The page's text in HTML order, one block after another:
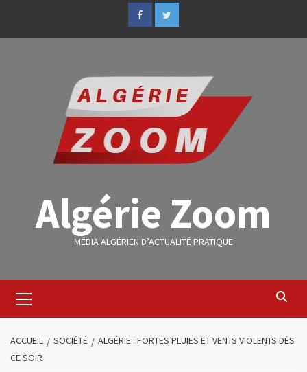
Algérie Zoom
MÉDIA ALGÉRIEN D’ACTUALITÉ PRATIQUE
ACCUEIL SOCIÉTÉ
ALGÉRIE : FORTES PLUIES ET VENTS VIOLENTS DÈS
CE SOIR